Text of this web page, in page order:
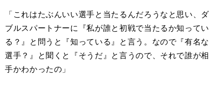
「これはたぶんいい選手と当たるんだろうなと思い、ダ
ブルスパートナーに『私が誰と初戦で当たるか知ってい
る？』と問うと『知っている』と言う。なので『有名な
選手？』と聞くと『そうだ』と言うので、それで誰が相
手かわかったの」